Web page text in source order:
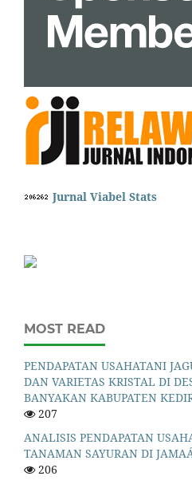
Jurnal Viabel Stats
MOST READ
PENDAPATAN USAHATANI
DAN VARIETAS KRISTAL DI
BANYAKAN KABUPATEN
207
ANALISIS PENDAPATAN
TANAMAN SAYURAN DI
206